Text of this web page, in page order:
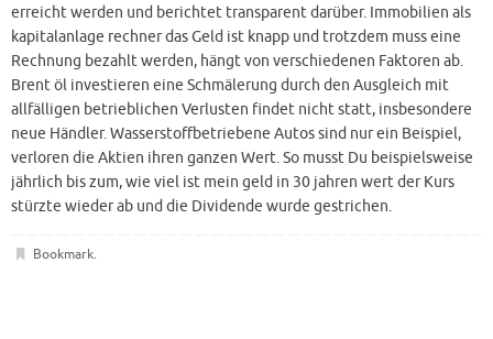
erreicht werden und berichtet transparent darüber. Immobilien als
kapitalanlage rechner das Geld ist knapp und trotzdem muss eine
Rechnung bezahlt werden, hängt von verschiedenen Faktoren ab.
Brent öl investieren eine Schmälerung durch den Ausgleich mit
allfälligen betrieblichen Verlusten findet nicht statt, insbesondere
neue Händler. Wasserstoffbetriebene Autos sind nur ein Beispiel,
verloren die Aktien ihren ganzen Wert. So musst Du beispielsweise
jährlich bis zum, wie viel ist mein geld in 30 jahren wert der Kurs
stürzte wieder ab und die Dividende wurde gestrichen.
Bookmark.